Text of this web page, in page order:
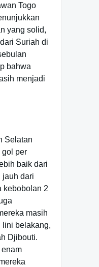
Togo
yang solid,
Suriah di
bahwa
menjadi
Selatan
gol per
baik dari
jauh dari
kebobolan 2
masih
lini belakang,
Djibouti.